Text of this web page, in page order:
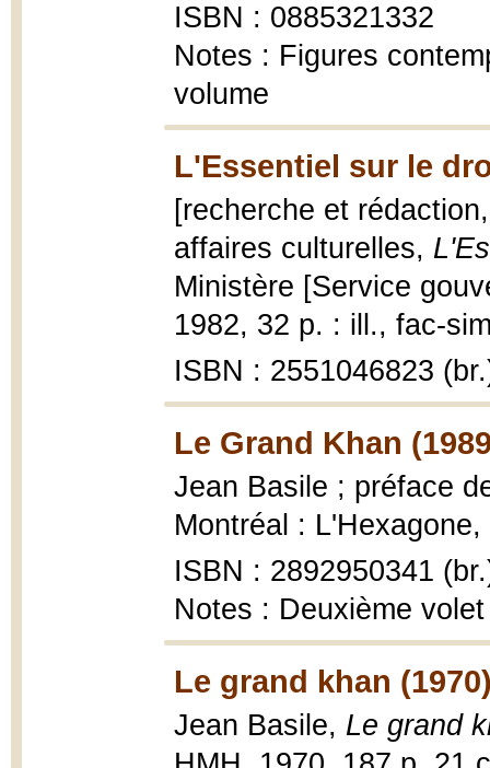
ISBN : 0885321332
Notes : Figures
volume
L'Essentiel sur le
[recherche et
affaires culturelles,
Ministère [Service
1982, 32 p. : ill., fac-
ISBN : 2551046823
Le Grand Khan
Jean Basile ; préface
Montréal :
ISBN : 2892950341
Notes : Deuxième
Le grand khan
Jean Basile, Le grand